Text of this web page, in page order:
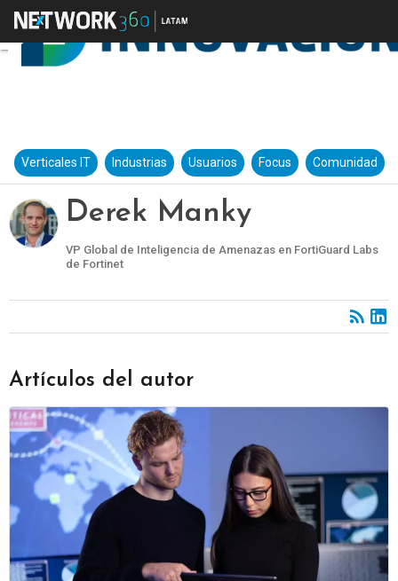
Verticales IT Industrias Usuarios Focus Comunidad
Derek Manky
VP Global de Inteligencia de Amenazas en FortiGuard Labs
de Fortinet
Artículos del autor